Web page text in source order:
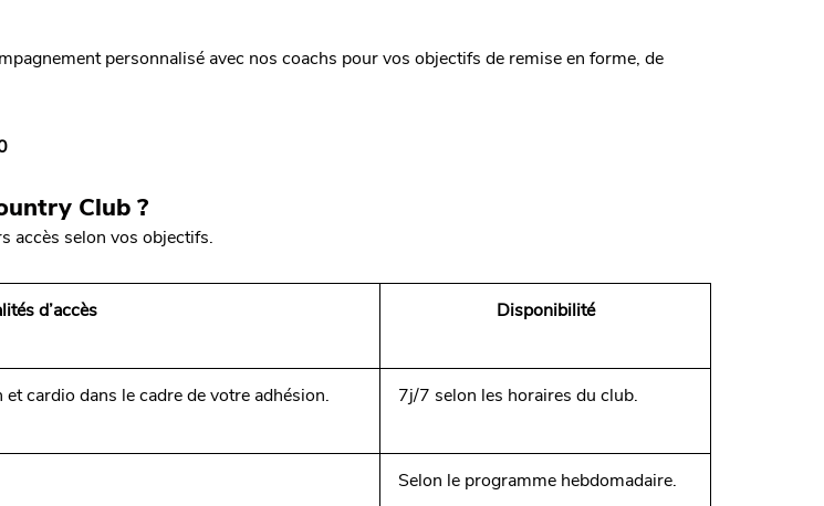
personnalisé avec nos coachs pour vos objectifs de remise en forme, de
Club ?
accès selon vos objectifs.
d’accès Disponibilité
cardio dans le cadre de votre adhésion. 7j/7 selon les horaires du club.
Selon le programme hebdomadaire.